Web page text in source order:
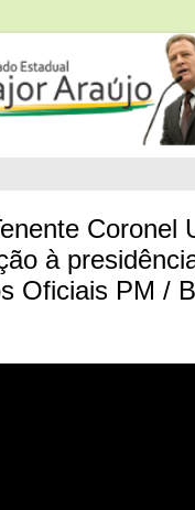
Coronel
à
Oficiais PM /